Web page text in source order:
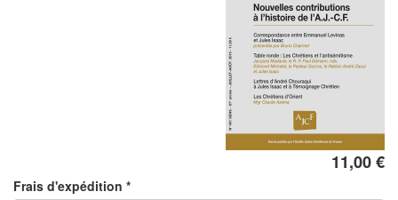
11,00 €
Frais d'expédition *